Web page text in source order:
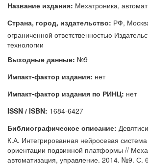
Название издания: Мехатроника,
Страна, город, издательство: РФ,
ограниченной ответственностью
технологии
Выходные данные: №9
Импакт-фактор издания: нет
Импакт-фактор издания по РИНЦ: нет
ISSN / ISBN: 1684-6427
Библиографическое описание:
К.А. Интегрированная нейросевая
ориентации подвижной платформы //
автоматизация, управление. 2014. №9. С.